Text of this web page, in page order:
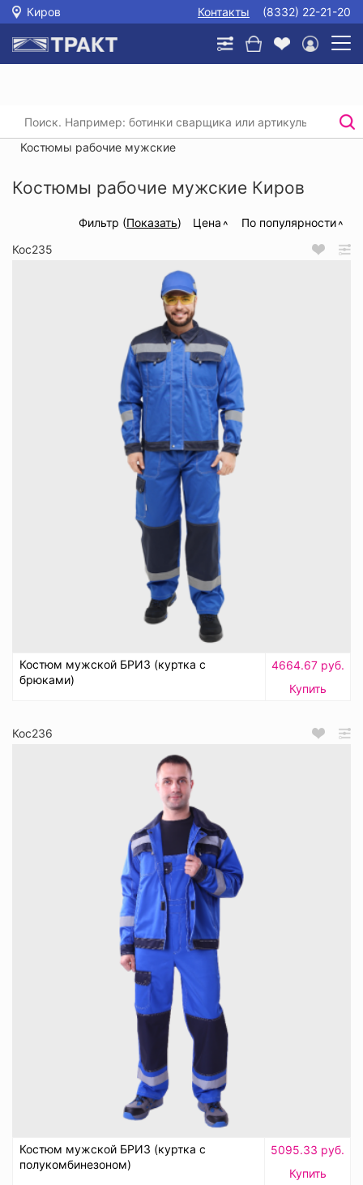
Киров Контакты (8332) 22-21-20
Главная / /
Костюмы (рабочая одежда)
Костюмы рабочие мужские
Костюмы рабочие мужские Киров
Фильтр (Показать) Цена
По популярности
Кос235
Костюм мужской БРИЗ (куртка с
брюками)
4664.67 руб.
Купить
Кос236
Костюм мужской БРИЗ (куртка с
полукомбинезоном)
5095.33 руб.
Купить